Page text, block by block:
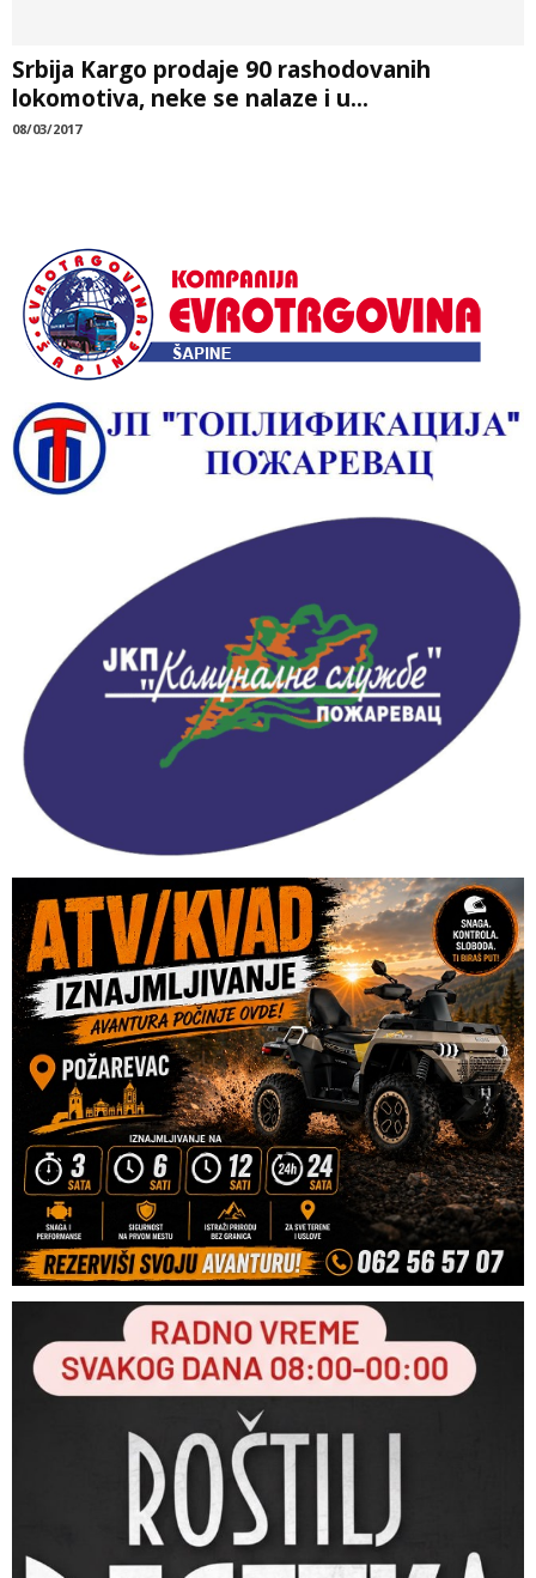
Srbija Kargo prodaje 90 rashodovanih
lokomotiva, neke se nalaze i u...
08/03/2017